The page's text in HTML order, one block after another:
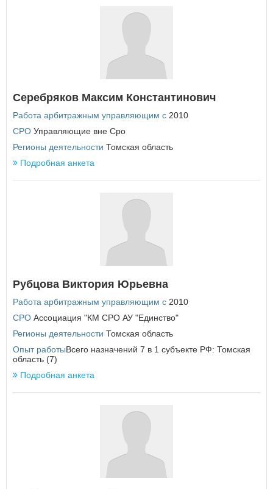
Санкт-Петербург
Саратовская область
Сахалинская область
Свердловская область
Севастополь
Смоленская область
Тюменская область
У
Удмуртская Республика
Ульяновская область
Хабаровский край
Ханты-Мансийский автономный округ - Югра
Ч
Серебряков Максим Константинович
Работа арбитражным управляющим с 2010
СРО Управляющие вне Сро
Регионы деятельности Томская область
Подробная анкета
Рубцова Виктория Юрьевна
Работа арбитражным управляющим с 2010
СРО Ассоциация "КМ СРО АУ "Единство"
Регионы деятельности Томская область
Опыт работыВсего назначений 7 в 1 субъекте РФ: Томская
область (7)
Подробная анкета